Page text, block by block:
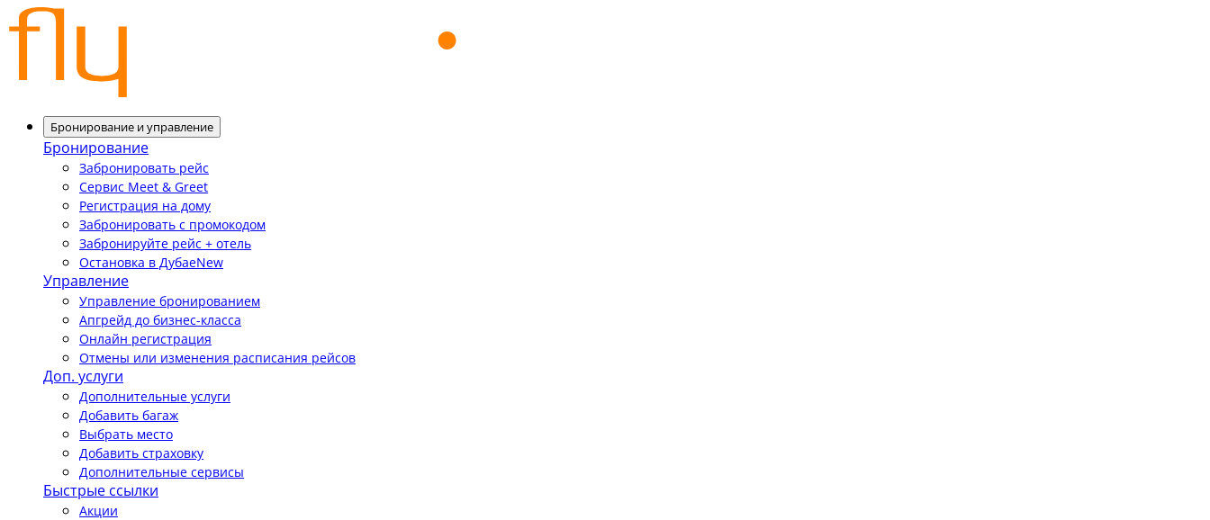
Бронирование и управление
Бронирование
Забронировать рейс
Сервис Meet & Greet
Регистрация на дому
Забронировать с промокодом
Забронируйте рейс + отель
Остановка в ДубаеNew
Управление
Управление бронированием
Апгрейд до бизнес-класса
Онлайн регистрация
Отмены или изменения расписания рейсов
Доп. услуги
Дополнительные услуги
Добавить багаж
Выбрать место
Добавить страховку
Дополнительные сервисы
Быстрые ссылки
Акции